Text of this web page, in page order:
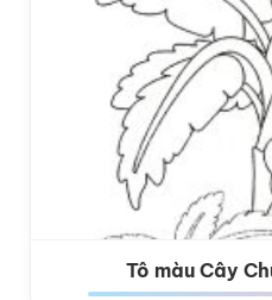
Tô màu Cây